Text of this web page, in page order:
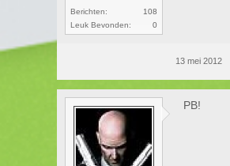
Berichten:
108
Leuk Bevonden:
0
13 mei 2012
PB!